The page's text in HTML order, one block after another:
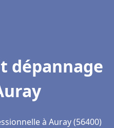
dépannage
à Auray (56400)